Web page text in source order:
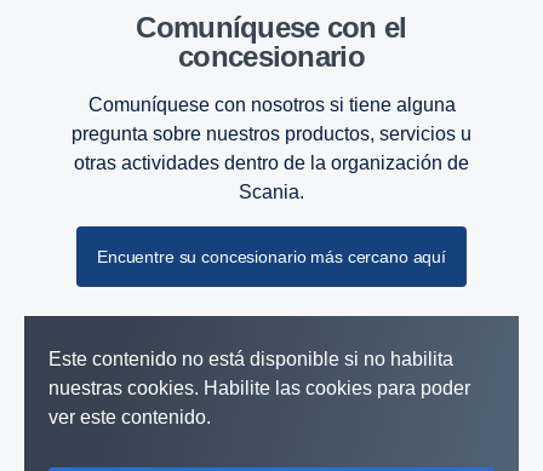
Comuníquese con el
concesionario
Comuníquese con nosotros si tiene alguna
pregunta sobre nuestros productos, servicios u
otras actividades dentro de la organización de
Scania.
Encuentre su concesionario más cercano aquí
Este contenido no está disponible si no habilita
nuestras cookies. Habilite las cookies para poder
ver este contenido.